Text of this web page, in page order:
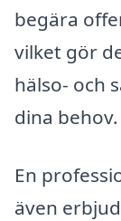
begära
vilket gör
hälso- och
dina behov.
En
även